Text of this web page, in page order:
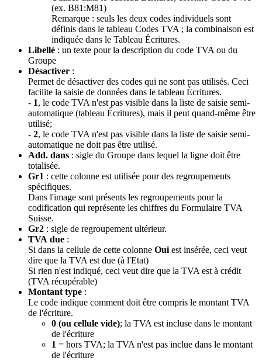
(ex. B81:M81)
Remarque : seuls les deux codes individuels sont
définis dans le tableau Codes TVA ; la combinaison est
indiquée dans le Tableau Écritures.
Libellé : un texte pour la description du code TVA ou du
Groupe
Désactiver :
Permet de désactiver des codes qui ne sont pas utilisés. Ceci
facilite la saisie de données dans le tableau Écritures.
- 1, le code TVA n'est pas visible dans la liste de saisie semi-
automatique (tableau Écritures), mais il peut quand-même être
utilisé;
- 2, le code TVA n'est pas visible dans la liste de saisie semi-
automatique ne doit pas être utilisé.
Add. dans : sigle du Groupe dans lequel la ligne doit être
totalisée.
Gr1 : cette colonne est utilisée pour des regroupements
spécifiques.
Dans l'image sont présents les regroupements pour la
codification qui représente les chiffres du Formulaire TVA
Suisse.
Gr2 : sigle de regroupement ultérieur.
TVA due :
Si dans la cellule de cette colonne Oui est insérée, ceci veut
dire que la TVA est due (à l'Etat)
Si rien n'est indiqué, ceci veut dire que la TVA est à crédit
(TVA récupérable)
Montant type :
Le code indique comment doit être compris le montant TVA
de l'écriture.
0 (ou cellule vide); la TVA est incluse dans le montant
de l'écriture
1 = hors TVA; la TVA n'est pas inclue dans le montant
de l'écriture